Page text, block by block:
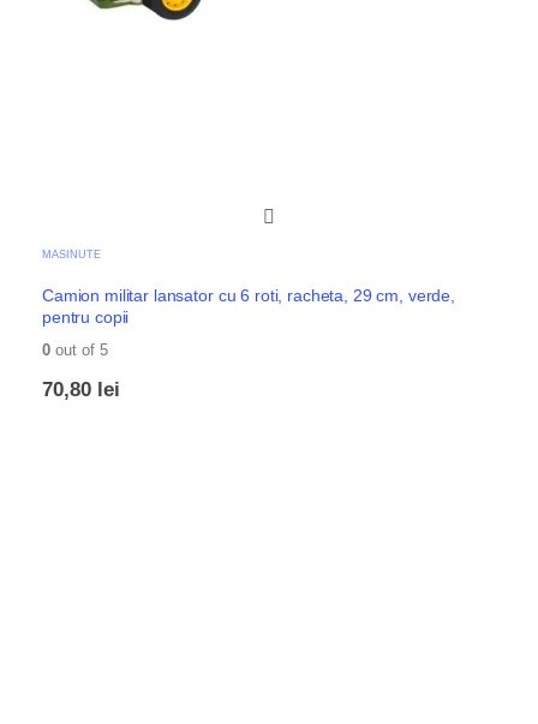
MASINUTE
Camion militar lansator cu 6 roti, racheta, 29 cm, verde,
pentru copii
0 out of 5
70,80 lei